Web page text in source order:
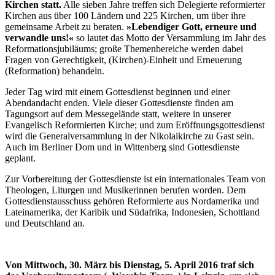
Kirchen statt.Alle sieben Jahre treffen sich Delegierte reformierter
Kirchen aus über 100 Ländern und 225 Kirchen, um über ihre
gemeinsame Arbeit zu beraten. »Lebendiger Gott, erneure und
verwandle uns!« so lautet das Motto der Versammlung im Jahr des
Reformationsjubiläums; große Themenbereiche werden dabei
Fragen von Gerechtigkeit, (Kirchen)-Einheit und Erneuerung
(Reformation) behandeln.
Jeder Tag wird mit einem Gottesdienst beginnen und einer
Abendandacht enden. Viele dieser Gottesdienste finden am
Tagungsort auf dem Messegelände statt, weitere in unserer
Evangelisch Reformierten Kirche; und zum Eröffnungsgottesdienst
wird die Generalversammlung in der Nikolaikirche zu Gast sein.
Auch im Berliner Dom und in Wittenberg sind Gottesdienste
geplant.
Zur Vorbereitung der Gottesdienste ist ein internationales Team von
Theologen, Liturgen und Musikerinnen berufen worden. Dem
Gottesdienstausschuss gehören Reformierte aus Nordamerika und
Lateinamerika, der Karibik und Südafrika, Indonesien, Schottland
und Deutschland an.
Von Mittwoch, 30. März bis Dienstag, 5. April 2016 traf sich